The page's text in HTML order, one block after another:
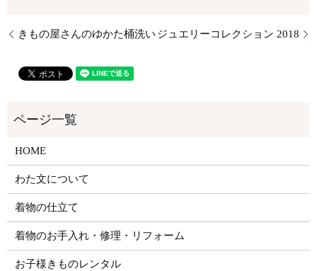
きもの屋さんのゆかた桶洗い ジュエリーコレクション 2018
HOME
わた文について
着物の仕立て
着物のお手入れ・修理・リフォーム
お子様きものレンタル